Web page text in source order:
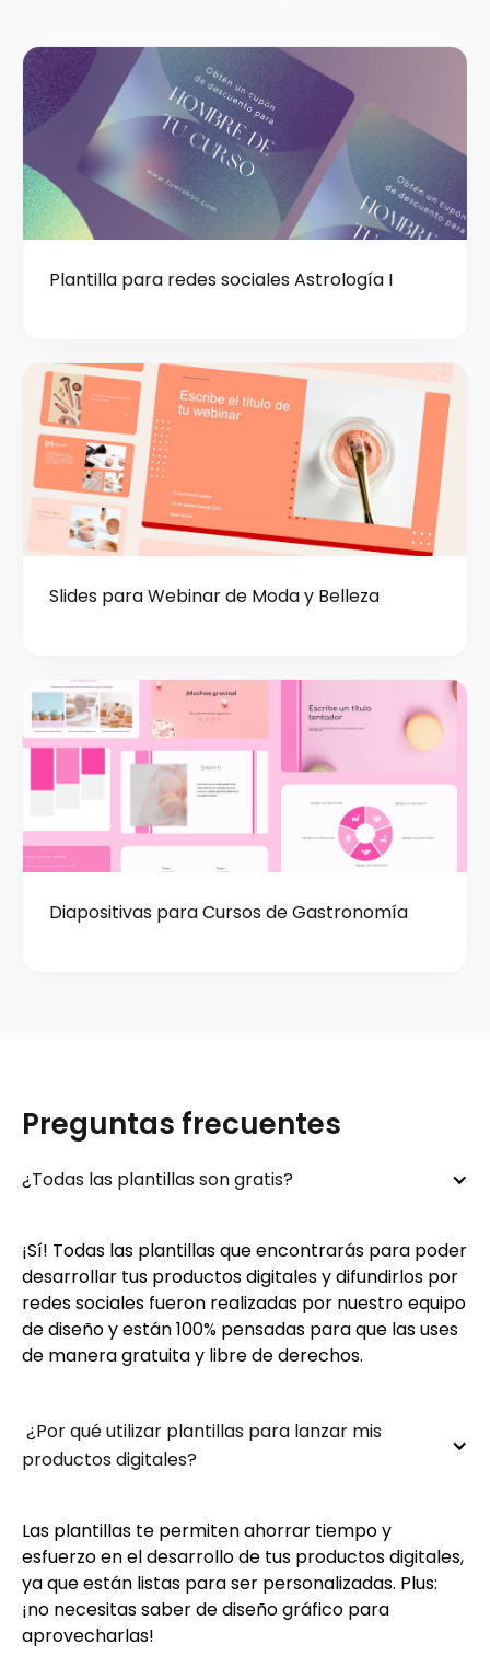
Plantilla para redes sociales Astrología I
Slides para Webinar de Moda y Belleza
Diapositivas para Cursos de Gastronomía
Preguntas frecuentes
¿Todas las plantillas son gratis?
¡Sí! Todas las plantillas que encontrarás para poder
desarrollar tus productos digitales y difundirlos por
redes sociales fueron realizadas por nuestro equipo
de diseño y están 100% pensadas para que las uses
de manera gratuita y libre de derechos.
¿Por qué utilizar plantillas para lanzar mis
productos digitales?
Las plantillas te permiten ahorrar tiempo y
esfuerzo en el desarrollo de tus productos digitales,
ya que están listas para ser personalizadas. Plus:
¡no necesitas saber de diseño gráfico para
aprovecharlas!